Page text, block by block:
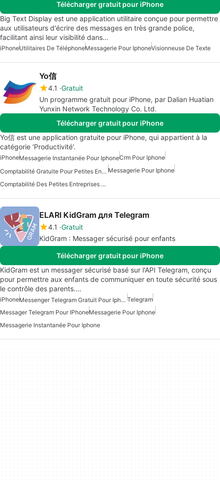
Télécharger gratuit pour iPhone
Big Text Display est une application utilitaire conçue pour permettre
aux utilisateurs d'écrire des messages en très grande police,
facilitant ainsi leur visibilité dans…
iPhoneUtilitaires De TéléphoneMessagerie Pour IphoneVisionneuse De Texte
Yo信
4.1 Gratuit
Un programme gratuit pour iPhone, par Dalian Huatian
Yunxin Network Technology Co. Ltd.
Télécharger gratuit pour iPhone
Yo信 est une application gratuite pour iPhone, qui appartient à la
catégorie 'Productivité'.
iPhoneMessagerie Instantanée Pour IphoneCrm Pour Iphone
Comptabilité Gratuite Pour Petites Entreprises Pour IPhone Messagerie Pour Iphone
Comptabilité Des Petites Entreprises Pour IPhone
ELARI KidGram для Telegram
4.1 Gratuit
KidGram : Messager sécurisé pour enfants
Télécharger gratuit pour iPhone
KidGram est un messager sécurisé basé sur l'API Telegram, conçu
pour permettre aux enfants de communiquer en toute sécurité sous
le contrôle des parents.…
iPhone Messenger Telegram Gratuit Pour Iphone Telegram
Messager Telegram Pour IPhoneMessagerie Pour Iphone
Messagerie Instantanée Pour Iphone